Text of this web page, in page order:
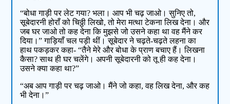
“बोधा गाड़ी पर लेट गया? भला। आप भी चढ़ जाओ। सुनिए तो,
सूबेदारनी होराँ को चिठ्ठी लिखो, तो मेरा मत्था टेकना लिख देना। और
जब घर जाओ तो कह देना कि मुझसे जो उसने कहा था वह मैंने कर
दिया।” गाड़ियाँ चल पड़ी थीं। सूबेदार ने चढ़ते-चढ़ते लहना का
हाथ पकड़कर कहा- “तैने मेरे और बोधा के प्राण बचाए हैं। लिखना
कैसा? साथ ही घर चलेंगे। अपनी सूबेदारनी को तू ही कह देना।
उसने क्या कहा था?”
“अब आप गाड़ी पर चढ़ जाओ। मैंने जो कहा, वह लिख देना, और कह
भी देना।”